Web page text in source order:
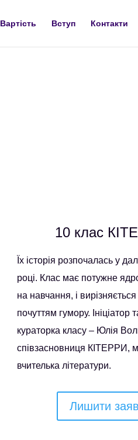
Вартість Вступ Контакти
10 клас
Їх історія розпочалась у
році. Клас має потужне
на навчання, і
почуттям гумору. Ініціатор
кураторка класу – Юлія
співзасновниця КІТЕРРИ,
вчителька літератури.
Лишити